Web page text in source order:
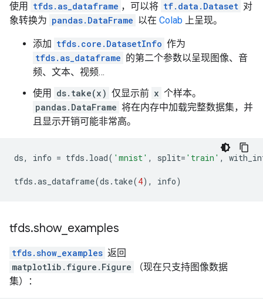
使用 tfds.as_dataframe ，可以将 tf.data.Dataset 对
象转换为 pandas.DataFrame 以在 Colab 上呈现。
添加 tfds.core.DatasetInfo 作为
tfds.as_dataframe 的第二个参数以呈现图像、音
频、文本、视频…
使用
ds.take(x) 仅显示前 x 个样本。
pandas.DataFrame 将在内存中加载完整数据集，并
且显示开销可能非常高。
ds, info = tfds . load( 'mnist' , split= 'train' ,
tfds .as_dataframe(ds . take(4), info)
tfds.show_ examples
tfds.show_examples 返回
matplotlib.figure.Figure
（现在只支持图像数据
集）：